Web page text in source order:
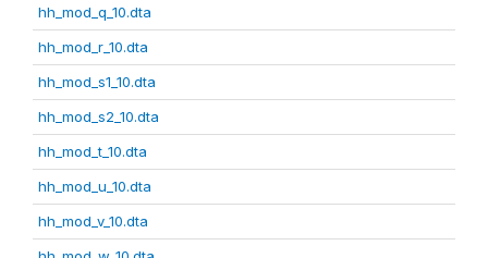
hh_mod_q_10.dta
hh_mod_r_10.dta
hh_mod_s1_10.dta
hh_mod_s2_10.dta
hh_mod_t_10.dta
hh_mod_u_10.dta
hh_mod_v_10.dta